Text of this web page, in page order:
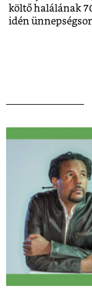
költő halálának
idén